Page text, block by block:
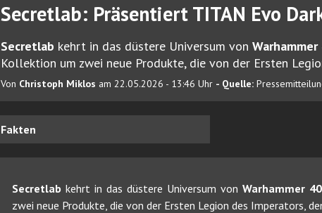
Secretlab: Präsentiert TITAN Evo
Secretlab kehrt in das düstere Universum von
Kollektion um zwei neue Produkte, die von der Ersten
Von Christoph Miklos am 22.05.2026 - 13:46 Uhr - Quelle:
Fakten
Secretlab kehrt in das düstere Universum von Warhammer
zwei neue Produkte, die von der Ersten Legion des Imperators,